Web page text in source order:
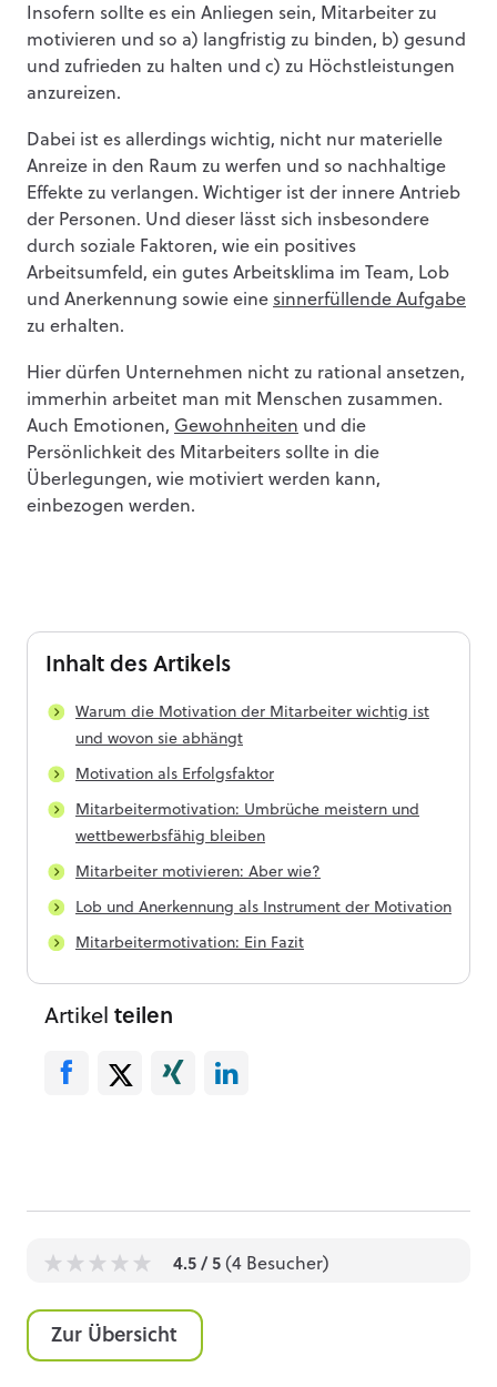
Insofern sollte es ein Anliegen sein, Mitarbeiter zu
motivieren und so a) langfristig zu binden, b) gesund
und zufrieden zu halten und c) zu Höchstleistungen
anzureizen.
Dabei ist es allerdings wichtig, nicht nur materielle
Anreize in den Raum zu werfen und so nachhaltige
Effekte zu verlangen. Wichtiger ist der innere Antrieb
der Personen. Und dieser lässt sich insbesondere
durch soziale Faktoren, wie ein positives
Arbeitsumfeld, ein gutes Arbeitsklima im Team, Lob
und Anerkennung sowie eine sinnerfüllende Aufgabe
zu erhalten.
Hier dürfen Unternehmen nicht zu rational ansetzen,
immerhin arbeitet man mit Menschen zusammen.
Auch Emotionen, Gewohnheiten und die
Persönlichkeit des Mitarbeiters sollte in die
Überlegungen, wie motiviert werden kann,
einbezogen werden.
Inhalt des Artikels
Warum die Motivation der Mitarbeiter wichtig ist
und wovon sie abhängt
Motivation als Erfolgsfaktor
Mitarbeitermotivation: Umbrüche meistern und
wettbewerbsfähig bleiben
Mitarbeiter motivieren: Aber wie?
Lob und Anerkennung als Instrument der Motivation
Mitarbeitermotivation: Ein Fazit
Artikel teilen
4.5 / 5 (4 Besucher)
Zur Übersicht